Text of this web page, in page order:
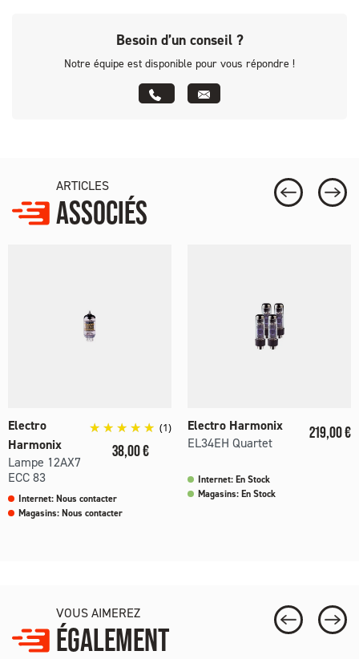
Besoin d’un conseil ?
Notre équipe est disponible pour vous répondre !
ARTICLES
ASSOCIÉS
Electro
Harmonix
Lampe 12AX7
ECC 83
(1)
Prix
38,00 €
Internet: Nous contacter
Magasins: Nous contacter
Electro Harmonix
EL34EH Quartet
Prix
219,00 €
Internet: En Stock
Magasins: En Stock
VOUS AIMEREZ
ÉGALEMENT